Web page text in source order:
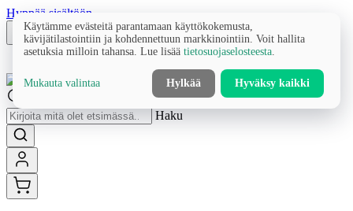
Hyppää sisältöön
Haku
Käytämme evästeitä parantamaan käyttökokemusta,
kävijätilastointiin ja kohdennettuun markkinointiin. Voit hallita
asetuksia milloin tahansa. Lue lisää tietosuojaselosteesta
Mukauta valintaa Hylkää Hyväksy kaikki